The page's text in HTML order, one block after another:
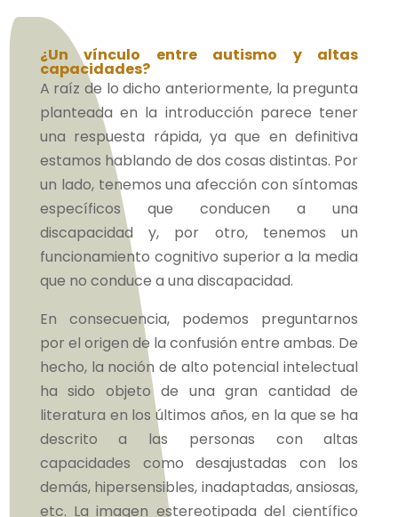
¿Un vínculo entre autismo y altas
capacidades?
A raíz de lo dicho anteriormente, la pregunta
planteada en la introducción parece tener
una respuesta rápida, ya que en definitiva
estamos hablando de dos cosas distintas. Por
un lado, tenemos una afección con síntomas
específicos que conducen a una
discapacidad y, por otro, tenemos un
funcionamiento cognitivo superior a la media
que no conduce a una discapacidad.
En consecuencia, podemos preguntarnos
por el origen de la confusión entre ambas. De
hecho, la noción de alto potencial intelectual
ha sido objeto de una gran cantidad de
literatura en los últimos años, en la que se ha
descrito a las personas con altas
capacidades como desajustadas con los
demás, hipersensibles, inadaptadas, ansiosas,
etc. La imagen estereotipada del científico